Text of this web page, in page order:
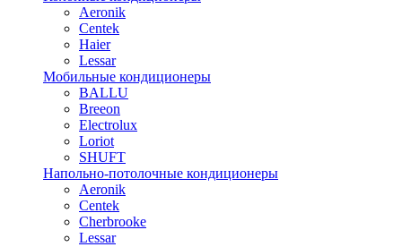
Aeronik
Centek
Haier
Lessar
Мобильные кондиционеры
BALLU
Breeon
Electrolux
Loriot
SHUFT
Напольно-потолочные кондиционеры
Aeronik
Centek
Cherbrooke
Lessar